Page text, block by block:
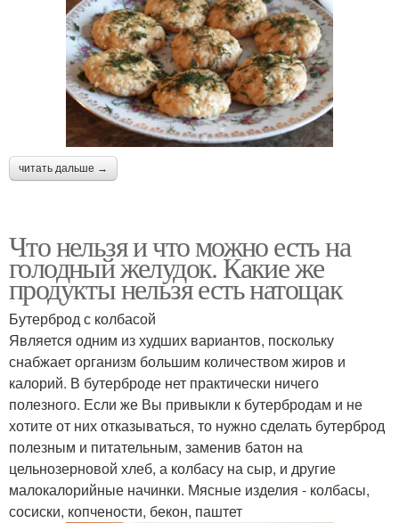
читать дальше →
Что нельзя и что можно есть на
голодный желудок. Какие же
продукты нельзя есть натощак
Бутерброд с колбасой
Является одним из худших вариантов, поскольку
снабжает организм большим количеством жиров и
калорий. В бутерброде нет практически ничего
полезного. Если же Вы привыкли к бутербродам и не
хотите от них отказываться, то нужно сделать бутерброд
полезным и питательным, заменив батон на
цельнозерновой хлеб, а колбасу на сыр, и другие
малокалорийные начинки. Мясные изделия - колбасы,
сосиски, копчености, бекон, паштет